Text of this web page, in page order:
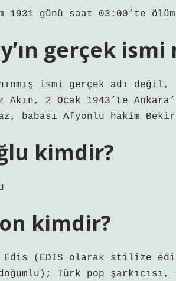
1931 günü saat 03:00’te
gerçek ismi
ismi gerçek adı
2 Ocak 1943’te
babası Afyonlu hakim Bekir
kimdir?
kimdir?
Edis (EDIS olarak
Türk pop